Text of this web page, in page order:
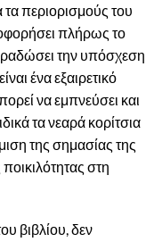
περιορισμούς του
πλήρως το
την υπόσχεση
ένα εξαιρετικό
να εμπνεύσει και
τα νεαρά κορίτσια
της σημασίας της
στη
βιβλίου, δεν